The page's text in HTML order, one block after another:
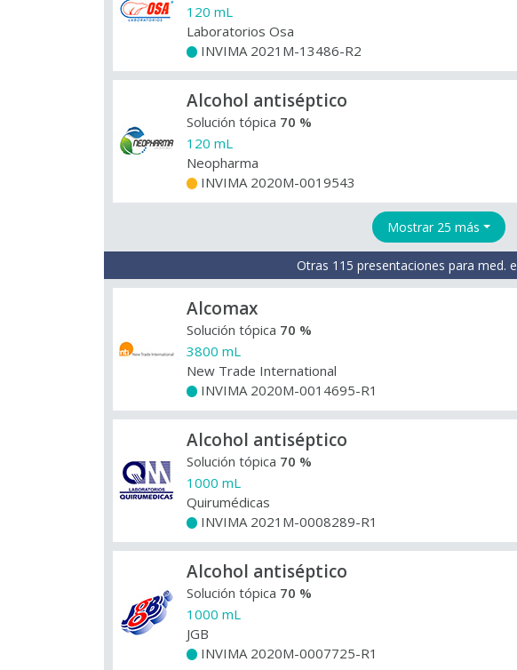
120 mL
Laboratorios Osa
INVIMA 2021M-13486-R2
Alcohol antiséptico
Solución tópica 70 %
120 mL
Neopharma
INVIMA 2020M-0019543
Mostrar 25 más
Otras 115 presentaciones para med.
Alcomax
Solución tópica 70 %
3800 mL
New Trade International
INVIMA 2020M-0014695-R1
Alcohol antiséptico
Solución tópica 70 %
1000 mL
Quirumédicas
INVIMA 2021M-0008289-R1
Alcohol antiséptico
Solución tópica 70 %
1000 mL
JGB
INVIMA 2020M-0007725-R1